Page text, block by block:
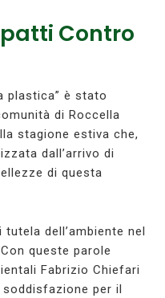
Contro
plastica” è stato
di Roccella
stagione estiva che,
dall’arrivo di
di questa
dell’ambiente nel
queste parole
Fabrizio Chiefari
per il